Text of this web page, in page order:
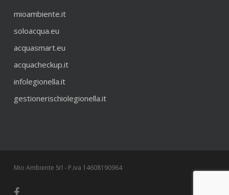
mioambiente.it
soloacqua.eu
acquasmart.eu
acquacheckup.it
infolegionella.it
gestionerischiolegionella.it
Mio Ambiente Srl - P.iva 14608190964
facebook